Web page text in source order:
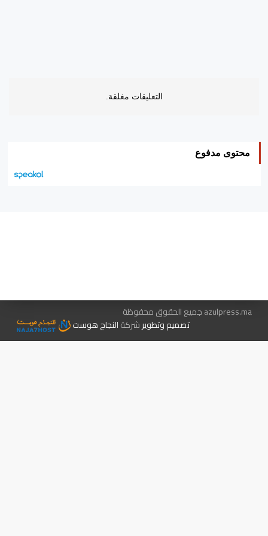
التعليقات مغلقة.
محتوى مدفوع
azulpress.ma جميع الحقوق محفوظة
تصميم وتطويرشركةالنجاح هوست